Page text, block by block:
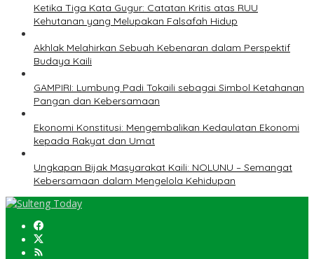
Ketika Tiga Kata Gugur: Catatan Kritis atas RUU
Kehutanan yang Melupakan Falsafah Hidup
Akhlak Melahirkan Sebuah Kebenaran dalam Perspektif
Budaya Kaili
GAMPIRI: Lumbung Padi Tokaili sebagai Simbol Ketahanan
Pangan dan Kebersamaan
Ekonomi Konstitusi: Mengembalikan Kedaulatan Ekonomi
kepada Rakyat dan Umat
Ungkapan Bijak Masyarakat Kaili: NOLUNU – Semangat
Kebersamaan dalam Mengelola Kehidupan